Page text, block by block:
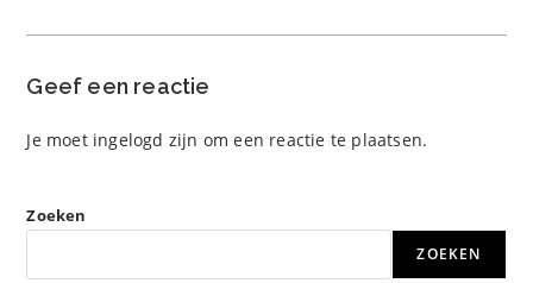
Geef een reactie
Je moet ingelogd zijn om een reactie te plaatsen.
Zoeken
ZOEKEN